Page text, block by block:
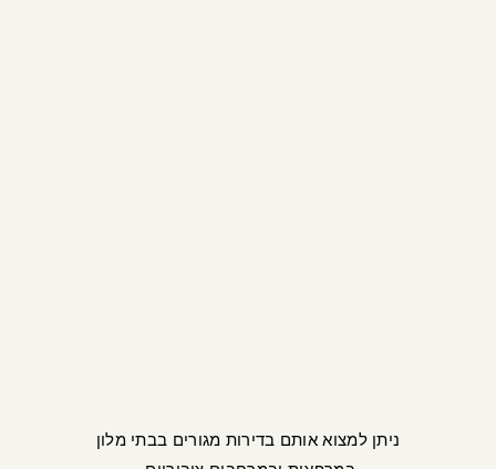
ניתן למצוא אותם בדירות מגורים בבתי מלון